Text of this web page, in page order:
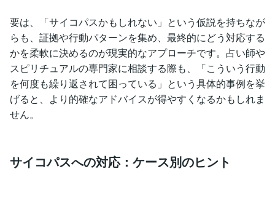
要は、「サイコパスかもしれない」という仮説を持ちなが
らも、証拠や行動パターンを集め、最終的にどう対応する
かを柔軟に決めるのが現実的なアプローチです。占い師や
スピリチュアルの専門家に相談する際も、「こういう行動
を何度も繰り返されて困っている」という具体的事例を挙
げると、より的確なアドバイスが得やすくなるかもしれま
せん。
サイコパスへの対応：ケース別のヒント